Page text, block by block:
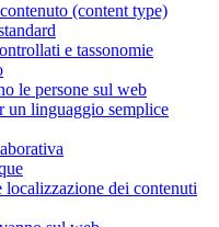
(content type)
e tassonomie
le persone sul web
un linguaggio semplice
localizzazione dei contenuti